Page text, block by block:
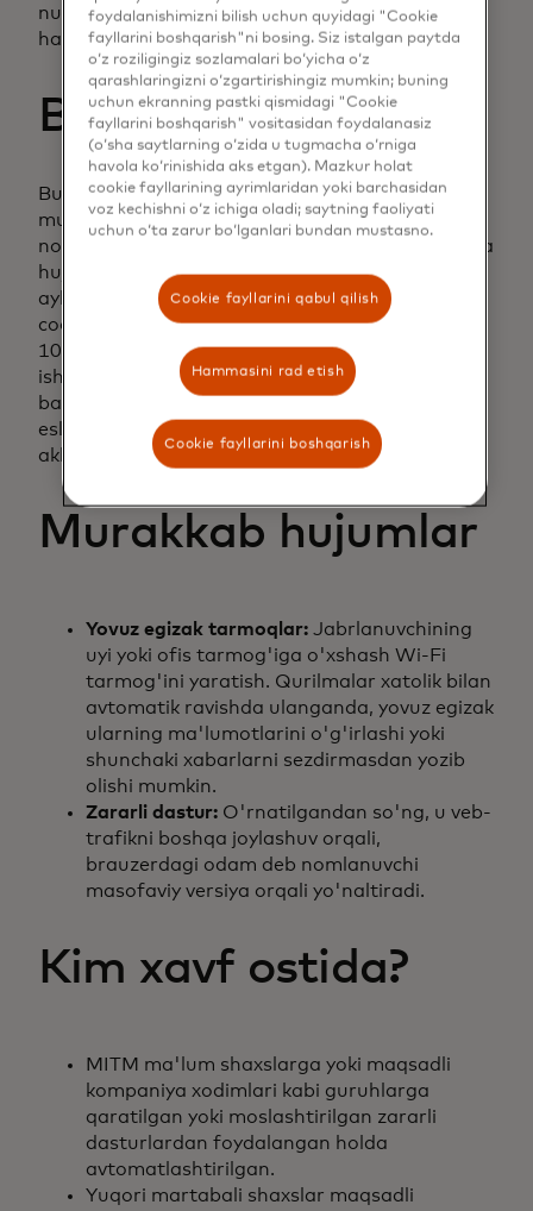
nuqtalari shunchalik xavfli deb hisoblanishi
haqida bir oz tasavvur berishi kerak.
Bu qanchalik oson?
Bu juda oson bo'lishi mumkin. Bepul yuklab olish
mumkin bo'lgan dasturiy ta'minot har qanday
noutbukni bir xil tarmoqdagi har qanday odamga
hujum qilishga tayyor "o'rtadagi odam"ga
aylantirishi mumkin. YouTube’da “login
cookie’larini o‘g‘irlash” deb tezkor qidiruv orqali
10 daqiqadan kamroq vaqt ichida tezkorlik bilan
ishlay olasiz. Kirish cookie-fayllari sizning onlayn
bank yoki ijtimoiy tarmoqlarga kirganingizni
eslatadi, ularni o'g'irlash foydalanuvchi
akkauntiga bepul kirishni anglatadi.
Murakkab hujumlar
Yovuz egizak tarmoqlar: Jabrlanuvchining
uyi yoki ofis tarmog'iga o'xshash Wi-Fi
tarmog'ini yaratish. Qurilmalar xatolik bilan
avtomatik ravishda ulanganda, yovuz egizak
ularning ma'lumotlarini o'g'irlashi yoki
shunchaki xabarlarni sezdirmasdan yozib
olishi mumkin.
Zararli dastur: O'rnatilgandan so'ng, u veb-
trafikni boshqa joylashuv orqali,
brauzerdagi odam deb nomlanuvchi
masofaviy versiya orqali yo'naltiradi.
Kim xavf ostida?
MITM ma'lum shaxslarga yoki maqsadli
kompaniya xodimlari kabi guruhlarga
qaratilgan yoki moslashtirilgan zararli
dasturlardan foydalangan holda
avtomatlashtirilgan.
Yuqori martabali shaxslar maqsadli
foydalanishimizni bilish uchun quyidagi "Cookie
fayllarini boshqarish"ni bosing. Siz istalgan paytda
o‘z roziligingiz sozlamalari bo‘yicha o‘z
qarashlaringizni o‘zgartirishingiz mumkin; buning
uchun ekranning pastki qismidagi "Cookie
fayllarini boshqarish" vositasidan foydalanasiz
(o‘sha saytlarning o‘zida u tugmacha o‘rniga
havola ko‘rinishida aks etgan). Mazkur holat
cookie fayllarining ayrimlaridan yoki barchasidan
voz kechishni o‘z ichiga oladi; saytning faoliyati
uchun o‘ta zarur bo‘lganlari bundan mustasno.
Cookie fayllarini qabul qilish
Hammasini rad etish
Cookie fayllarini boshqarish